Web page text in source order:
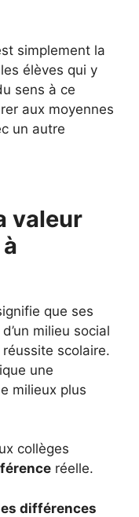
simplement la
élèves qui y
sens à ce
aux moyennes
un autre
valeur
que ses
milieu social
scolaire.
une
milieux plus
collèges
réelle.
différences